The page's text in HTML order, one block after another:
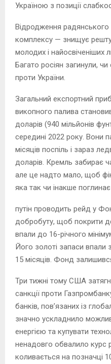
Україною з позиції
Відродження
комплексу — знищує
молодих і найосвіченіших
Багато росіян загинули, чи
проти України.
Загальний експортний
викопного палива
доларів (940 мільйонів
середині 2022 року. Вони
місяців поспіль і зараз
доларів. Кремль забирає
але це надто мало, щоб
яка так чи інакше
путін проводить рейд у
добробуту, щоб покрити
впали до 16-річного
Його золоті запаси впали
15 місяців. Фонд
Три тижні тому США
санкції проти
банків, пов’язаних із
значно ускладнило
енергією та купувати
ненадовго обвалило курс
коливається на позначці